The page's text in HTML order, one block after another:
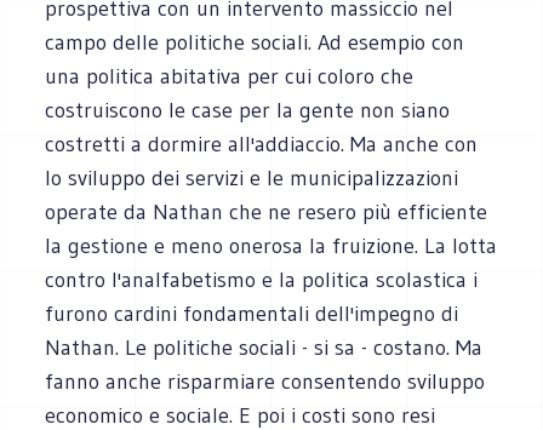
prospettiva con un intervento massiccio nel
campo delle politiche sociali. Ad esempio con
una politica abitativa per cui coloro che
costruiscono le case per la gente non siano
costretti a dormire all'addiaccio. Ma anche con
lo sviluppo dei servizi e le municipalizzazioni
operate da Nathan che ne resero più efficiente
la gestione e meno onerosa la fruizione. La lotta
contro l'analfabetismo e la politica scolastica i
furono cardini fondamentali dell'impegno di
Nathan. Le politiche sociali - si sa - costano. Ma
fanno anche risparmiare consentendo sviluppo
economico e sociale. E poi i costi sono resi